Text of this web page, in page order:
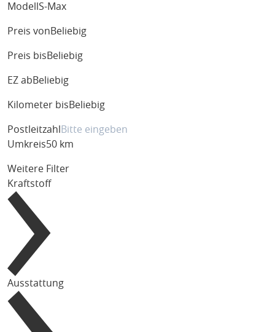
Modell S-Max
Preis von Beliebig
Preis bis Beliebig
EZ ab Beliebig
Kilometer bis Beliebig
Postleitzahl
Umkreis50 km
Weitere Filter
Kraftstoff
Ausstattung